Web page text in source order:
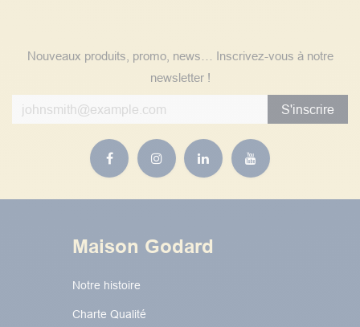
Nouveaux produits, promo, news… Inscrivez-vous à notre
newsletter !
S'inscrire
Maison Godard
Notre histoire
Charte Qualité